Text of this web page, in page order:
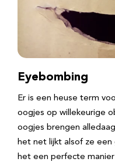
Eyebombing
Er is een heuse term
oogjes op willekeurige
oogjes brengen
het net lijkt alsof ze een
het een perfecte